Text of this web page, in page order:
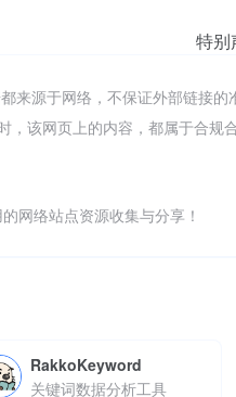
特别
来源于网络，不保证外部链接
，该网页上的内容，都属于合
网络站点资源收集与分享！
RakkoKeyword
关键词数据分析工具